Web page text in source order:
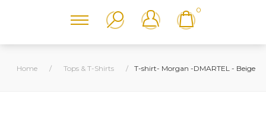
0
Home / Tops & T-Shirts / T-shirt- Morgan -DMARTEL - Beige